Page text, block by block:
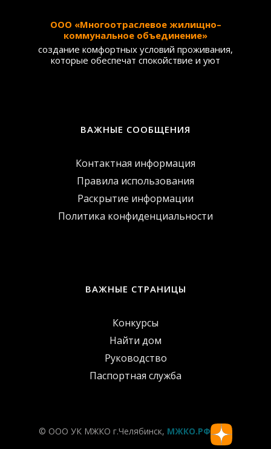
ООО «Многоотраслевое жилищно–
коммунальное объединение»
создание комфортных условий проживания,
которые обеспечат спокойствие и уют
ВАЖНЫЕ СООБЩЕНИЯ
Контактная информация
Правила использования
Раскрытие информации
Политика конфиденциальности
ВАЖНЫЕ СТРАНИЦЫ
Конкурсы
Найти дом
Руководство
Паспортная служба
© ООО УК МЖКО г.Челябинск, МЖКО.РФ